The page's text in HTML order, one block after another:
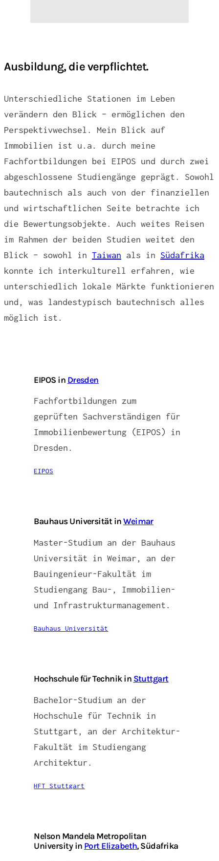
Ausbildung, die verpflichtet.
Unterschiedliche Stationen im Leben
verändern den Blick – ermöglichen den
Perspektivwechsel. Mein Blick auf
Immobilien ist u.a. durch meine
Fachfortbildungen bei EIPOS und durch zwei
abgeschlossene Studiengänge geprägt. Sowohl
bautechnisch als auch von der finanziellen
und wirtschaftlichen Seite betrachte ich
die Bewertungsobjekte. Auch weites Reisen
im Rahmen der beiden Studien weitet den
Blick – sowohl in Taiwan als in Südafrika
konnte ich interkulturell erfahren, wie
unterschiedlich lokale Märkte funktionieren
und, was landestypisch bautechnisch alles
möglich ist.
EIPOS in Dresden
Fachfortbildungen zum
geprüften Sachverständigen für
Immobilienbewertung (EIPOS) in
Dresden.
EIPOS
Bauhaus Universität inWeimar
Master-Studium an der Bauhaus
Universität in Weimar, an der
Bauingenieur-Fakultät im
Studiengang Bau-, Immobilien-
und Infrastrukturmanagement.
Bauhaus Universität
Hochschule für Technik in Stuttgart
Bachelor-Studium an der
Hochschule für Technik in
Stuttgart, an der Architektur-
Fakultät im Studiengang
Architektur.
HFT Stuttgart
Nelson Mandela Metropolitan
University in Port Elizabeth, Südafrika